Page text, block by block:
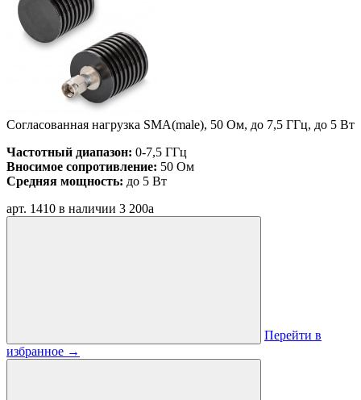
Согласованная нагрузка SMA(male), 50 Ом, до 7,5 ГГц, до 5 Вт
Частотный диапазон: 0-7,5 ГГц
Вносимое сопротивление: 50 Ом
Средняя мощность: до 5 Вт
арт. 1410 в наличии 3 200a
Перейти в
избранное →